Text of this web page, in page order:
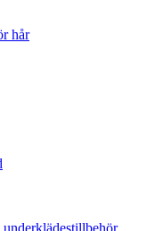
hår